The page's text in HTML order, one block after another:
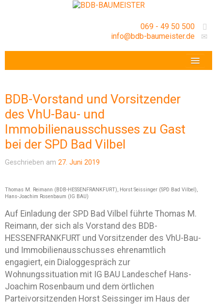
069 - 49 50 500
info@bdb-baumeister.de
GESCHÄFTSSTELLE
BDB-Vorstand und Vorsitzender
des VhU-Bau- und
Immobilienausschusses zu Gast
bei der SPD Bad Vilbel
Geschrieben am 27. Juni 2019
Thomas M. Reimann (BDB-HESSENFRANKFURT), Horst Seissinger (SPD Bad Vilbel),
Hans-Joachim Rosenbaum (IG BAU)
Auf Einladung der SPD Bad Vilbel führte Thomas M.
Reimann, der sich als Vorstand des BDB-
HESSENFRANKFURT und Vorsitzender des VhU-Bau-
und Immobilienausschusses ehrenamtlich
engagiert, ein Dialoggespräch zur
Wohnungssituation mit IG BAU Landeschef Hans-
Joachim Rosenbaum und dem örtlichen
Parteivorsitzenden Horst Seissinger im Haus der